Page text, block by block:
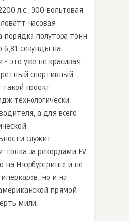
л.с., 900-вольтовая
часовая
порядка полутора тонн
6,81 секунды на
- это уже не красивая
спортивный
проект
технологически
а для всего
служит
гонка за рекордами EV
на Нюрбургринге и не
но и на
прямой
мили.